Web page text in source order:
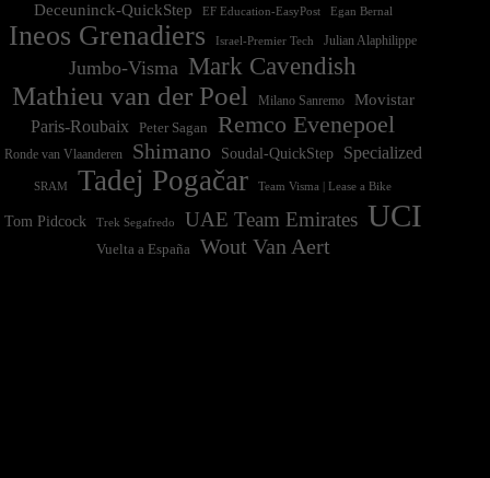
Deceuninck-QuickStep EF Education-EasyPost Egan Bernal
Ineos Grenadiers Israel-Premier Tech Julian Alaphilippe
Jumbo-Visma Mark Cavendish
Mathieu van der Poel Milano Sanremo
Movistar
Paris-Roubaix
Peter Sagan Remco Evenepoel
Ronde van Vlaanderen Shimano Soudal-QuickStep Specialized
SRAM Tadej Pogačar Team Visma | Lease a Bike
Tom Pidcock Trek Segafredo UAE Team Emirates UCI
Vuelta a España Wout Van Aert